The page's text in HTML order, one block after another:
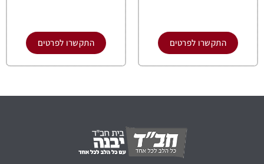
התקשרו לפרטים התקשרו לפרטים